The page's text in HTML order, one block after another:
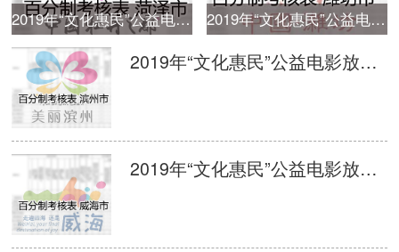
2019年“文化惠民”公益电影放映活动单次放映平台监管百分制考核表 菏泽 2019年“文化惠民”公益电影放映活动单次放映平台监管百分制考核表 潍坊
2019年“文化惠民”公益电影放映活动单次放映平台监管百分制考核表 滨州
2019年“文化惠民”公益电影放映活动单次放映平台监管百分制考核表 威海